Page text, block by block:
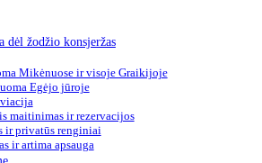
dėl žodžio konsjeržas
Mikėnuose ir visoje Graikijoje
Egėjo jūroje
maitinimas ir rezervacijos
ir privatūs renginiai
ir artima apsauga